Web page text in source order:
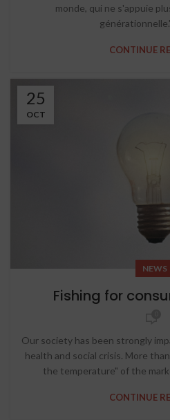
monde, qui ne s'appuie
CONTINUE
25
OCT
NEWS
Fishing for
Our society has been strongly
health and social crisis. More
the temperature" of the
CONTINUE